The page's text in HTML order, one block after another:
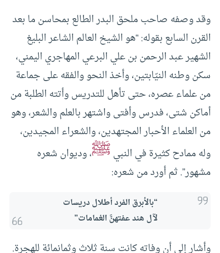
وقد وصفه صاحب ملحق البدر الطالع بمحاسن ما بعد
القرن السابع بقوله: “هو الشيخ العالم الشاعر البليغ
الشهير عبد الرحمن بن علي البرعي المهاجري اليمني،
سكن وطنه النيّابتين، وأخذ النحو والفقه على جماعة
من علماء عصره، حتى تأهل للتدريس وأتته الطلبة من
أماكن شتى، فدرس وأفتى واشتهر بالعلم والشعر، وهو
من العلماء الأحبار المجتهدين، والشعراء المجيدين،
وله ممادح كثيرة في النبيﷺ، وديوان شعره
مشهور”. ثم أورد من شعره:
“بالأبرق الفرد أطلال دريسات
لآل هند عفتهنَّ الغمامات”
وأشار إلى أن وفاته كانت سنة ثلاث وثمانمائة للهجرة.